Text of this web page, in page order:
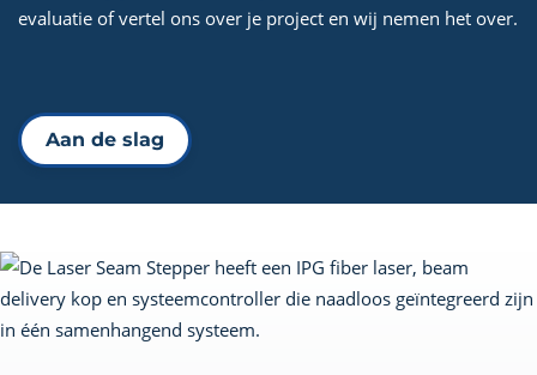
evaluatie of vertel ons over je project en wij nemen het over.
Aan de slag